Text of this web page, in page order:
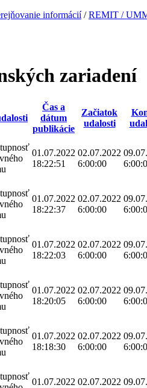
informácií / REMIT /
zariadení
Čas a
dátum
publikácie
Začiatok
udalosti
01.07.2022
18:22:51
02.07.2022
6:00:00
01.07.2022
18:22:37
02.07.2022
6:00:00
01.07.2022
18:22:03
02.07.2022
6:00:00
01.07.2022
18:20:05
02.07.2022
6:00:00
01.07.2022
18:18:30
02.07.2022
6:00:00
01.07.2022 02.07.2022